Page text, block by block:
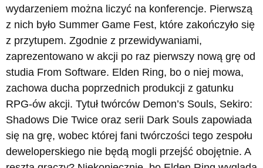
wydarzeniem można liczyć na konferencje. Pierwszą
z nich było Summer Game Fest, które zakończyło się
z przytupem. Zgodnie z przewidywaniami,
zaprezentowano w akcji po raz pierwszy nową grę od
studia From Software. Elden Ring, bo o niej mowa,
zachowa ducha poprzednich produkcji z gatunku
RPG-ów akcji. Tytuł twórców Demon’s Souls, Sekiro:
Shadows Die Twice oraz serii Dark Souls zapowiada
się na grę, wobec której fani twórczości tego zespołu
deweloperskiego nie będą mogli przejść obojętnie. A